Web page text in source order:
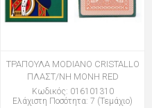
ΤΡΑΠΟΥΛΑ MODIANO CRISTALLO
ΠΛΑΣΤ/ΝΗ ΜΟΝΗ RED
Κωδικός: 016101310
Ελάχιστη Ποσότητα: 7 (Τεμάχιο)